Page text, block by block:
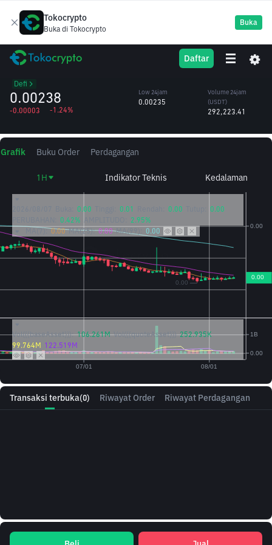
Tokocrypto
Buka di Tokocrypto
Buka
Daftar
SOLV Solv Protocol
Defi
0.00238
-0.00003 -1.24%
Low 24jam
0.00235
Volume 24jam
(SOLV)
Volume 24jam
(USDT)
292,223.41
Transaksi terbuka(0) Riwayat Order Riwayat Perdagangan
Grafik Buku Order Perdagangan
1H Indikator Teknis Kedalaman
0.00 0.01 0.00
0.00
0.42% AMPLITUDO:
2.95%
MA(7): 0.00 MA(25): 0.00 MA(99): 0.00
Vol({{baseAsset}}): 106.261M Vol({{quoteAsset}}) 252.935K
99.764M 122.519M